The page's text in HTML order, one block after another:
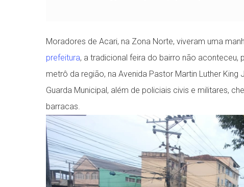
Pressione Enter para pesquisar ou ESC para fechar
Moradores de Acari, na Zona Norte, viveram uma
prefeitura, a tradicional feira do bairro não
metrô da região, na Avenida Pastor Martin Luther
Guarda Municipal, além de policiais civis e militares,
barracas.